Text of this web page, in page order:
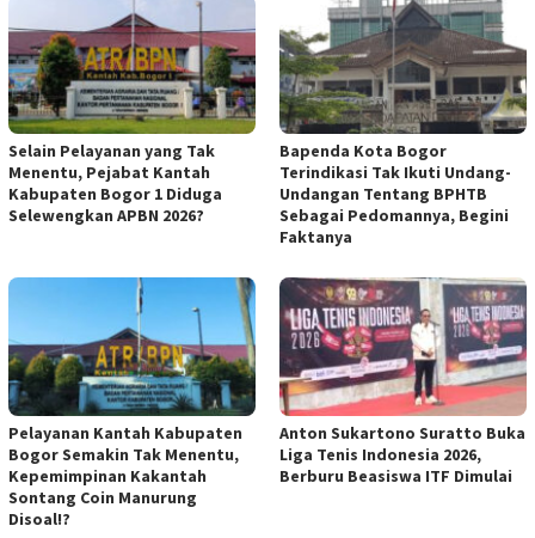
Selain Pelayanan yang Tak
Menentu, Pejabat Kantah
Kabupaten Bogor 1 Diduga
Selewengkan APBN 2026?
Bapenda Kota Bogor
Terindikasi Tak Ikuti Undang-
Undangan Tentang BPHTB
Sebagai Pedomannya, Begini
Faktanya
Pelayanan Kantah Kabupaten
Bogor Semakin Tak Menentu,
Kepemimpinan Kakantah
Sontang Coin Manurung
Disoal!?
Anton Sukartono Suratto Buka
Liga Tenis Indonesia 2026,
Berburu Beasiswa ITF Dimulai